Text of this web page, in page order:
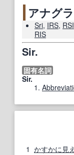
アナグ
Sri, IRS, RSI
RIS
Sir.
固有名詞
Sir.
1 かすかに 見